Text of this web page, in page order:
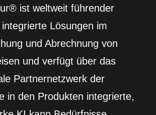
ist weltweit führender
Lösungen im
und Abrechnung von
und verfügt über das
Partnernetzwerk der
in den Produkten integrierte,